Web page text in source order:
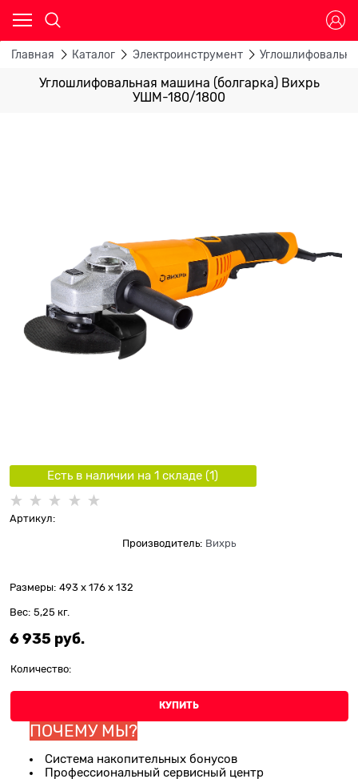
Главная Каталог Электроинструмент
Углошлифовальная машина (болгарка) Вихрь
УШМ-180/1800
Есть в наличии на 1 складe (1)
Артикул:
Производитель: Вихрь
Размеры: 493 x 176 x 132
Вес: 5,25 кг.
6 935 руб.
Количество:
КУПИТЬ
ПОЧЕМУ МЫ?
Система накопительных бонусов
Профессиональный сервисный центр